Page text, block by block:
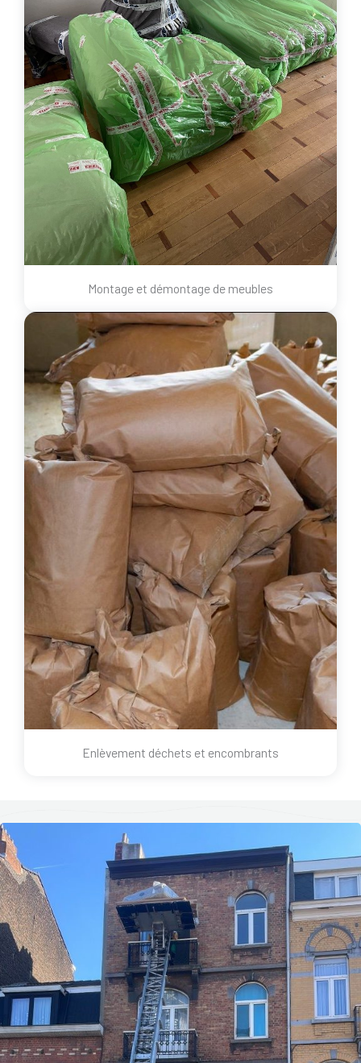
Montage et démontage de meubles
Enlèvement déchets et encombrants